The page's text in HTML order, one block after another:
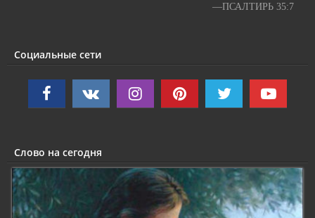
—ПСАЛТИРЬ 35:7
Социальные сети
Слово на сегодня